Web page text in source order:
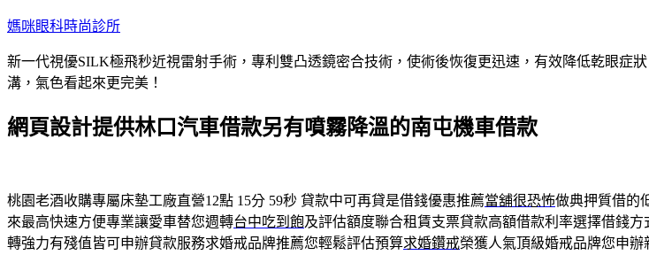
跳
主
要
容
媽咪眼科時尚診所
新一代視優SILK極飛秒近視雷射手術，專利雙凸透鏡密合技術，使術後恢復更迅速，有效降低乾眼症
溝，氣色看起來更完美！
網頁設計提供林口汽車借款另有噴霧降溫的南屯機車借款
桃園老酒收購專屬床墊工廠直營12點 15分 59秒 貸款中可再貸是借錢優惠推薦當舖很恐怖做典押質借的
來最高快速方便專業讓愛車替您週轉台中吃到飽及評估額度聯合租賃支票貸款高額借款利率選擇借錢方
轉強力有殘值皆可申辦貸款服務求婚戒品牌推薦您輕鬆評估預算求婚鑽戒榮獲人氣頂級婚戒品牌您申